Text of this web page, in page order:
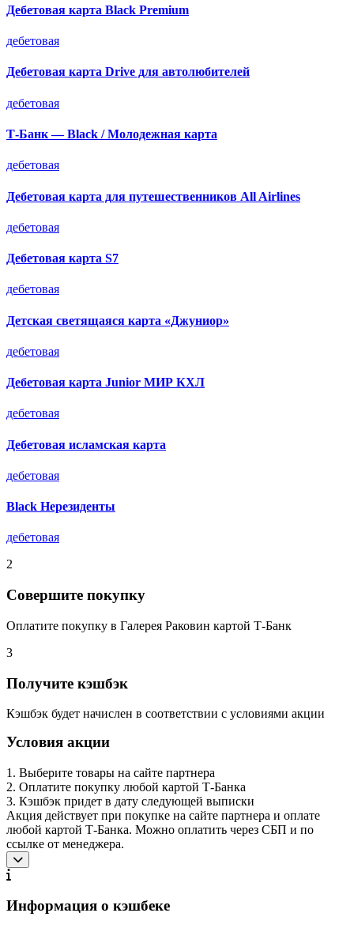
Дебетовая карта Black Premium
дебетовая
Дебетовая карта Drive для автолюбителей
дебетовая
Т-Банк — Black / Молодежная карта
дебетовая
Дебетовая карта для путешественников All Airlines
дебетовая
Дебетовая карта S7
дебетовая
Детская светящаяся карта «Джуниор»
дебетовая
Дебетовая карта Junior МИР КХЛ
дебетовая
Дебетовая исламская карта
дебетовая
Black Нерезиденты
дебетовая
2
Совершите покупку
Оплатите покупку в Галерея Раковин картой Т-Банк
3
Получите кэшбэк
Кэшбэк будет начислен в соответствии с условиями акции
Условия акции
1. Выберите товары на сайте партнера
2. Оплатите покупку любой картой Т-Банка
3. Кэшбэк придет в дату следующей выписки
Акция действует при покупке на сайте партнера и оплате
любой картой Т-Банка. Можно оплатить через СБП и по
ссылке от менеджера.
Информация о кэшбеке